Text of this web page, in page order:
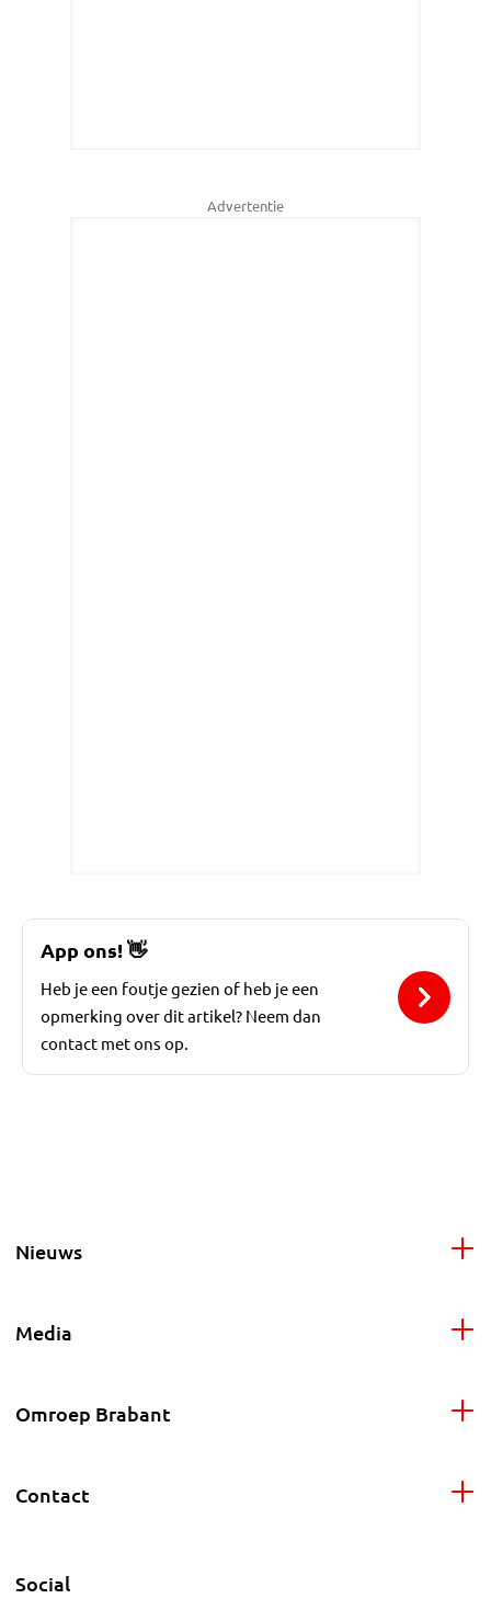
Advertentie
App ons!👋
Heb je een foutje gezien of heb je een
opmerking over dit artikel? Neem dan
contact met ons op.
Nieuws
Media
Omroep Brabant
Contact
Social